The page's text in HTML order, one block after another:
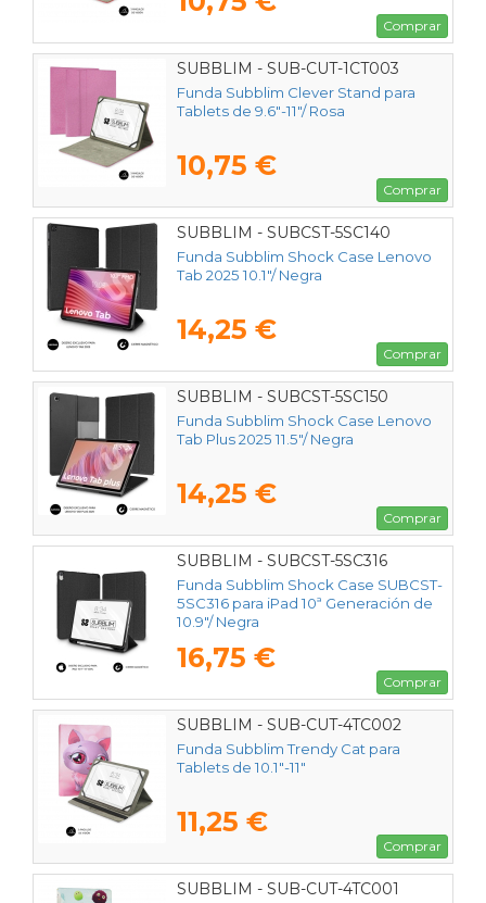
Comprar
SUBBLIM - SUB-CUT-1CT003
Funda Subblim Clever Stand para
Tablets de 9.6"-11"/ Rosa
10,75 €
Comprar
SUBBLIM - SUBCST-5SC140
Funda Subblim Shock Case Lenovo
Tab 2025 10.1"/ Negra
14,25 €
Comprar
SUBBLIM - SUBCST-5SC150
Funda Subblim Shock Case Lenovo
Tab Plus 2025 11.5"/ Negra
14,25 €
Comprar
SUBBLIM - SUBCST-5SC316
Funda Subblim Shock Case SUBCST-
5SC316 para iPad 10ª Generación de
10.9"/ Negra
16,75 €
Comprar
SUBBLIM - SUB-CUT-4TC002
Funda Subblim Trendy Cat para
Tablets de 10.1"-11"
11,25 €
Comprar
SUBBLIM - SUB-CUT-4TC001